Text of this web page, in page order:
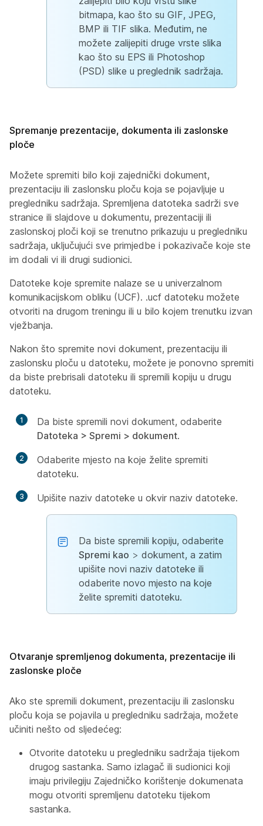
bitmapa, kao što su GIF, JPEG,
BMP ili TIF slika. Međutim, ne
možete zalijepiti druge vrste slika
kao što su EPS ili Photoshop
(PSD) slike u preglednik sadržaja.
Spremanje prezentacije, dokumenta ili zaslonske
ploče
Možete spremiti bilo koji zajednički dokument,
prezentaciju ili zaslonsku ploču koja se pojavljuje u
pregledniku sadržaja. Spremljena datoteka sadrži sve
stranice ili slajdove u dokumentu, prezentaciji ili
zaslonskoj ploči koji se trenutno prikazuju u pregledniku
sadržaja, uključujući sve primjedbe i pokazivače koje ste
im dodali vi ili drugi sudionici.
Datoteke koje spremite nalaze se u univerzalnom
komunikacijskom obliku (UCF). .ucf datoteku možete
otvoriti na drugom treningu ili u bilo kojem trenutku izvan
vježbanja.
Nakon što spremite novi dokument, prezentaciju ili
zaslonsku ploču u datoteku, možete je ponovno spremiti
da biste prebrisali datoteku ili spremili kopiju u drugu
datoteku.
1
Da biste spremili novi dokument, odaberite
Datoteka > Spremi > dokument.
2
Odaberite mjesto na koje želite spremiti
datoteku.
3 Upišite naziv datoteke u okvir naziv datoteke.
Da biste spremili kopiju, odaberite
Spremi kao > dokument, a zatim
upišite novi naziv datoteke ili
odaberite novo mjesto na koje
želite spremiti datoteku.
Otvaranje spremljenog dokumenta, prezentacije ili
zaslonske ploče
Ako ste spremili dokument, prezentaciju ili zaslonsku
ploču koja se pojavila u pregledniku sadržaja, možete
učiniti nešto od sljedećeg:
Otvorite datoteku u pregledniku sadržaja tijekom
drugog sastanka. Samo izlagač ili sudionici koji
imaju privilegiju Zajedničko korištenje dokumenata
mogu otvoriti spremljenu datoteku tijekom
sastanka.